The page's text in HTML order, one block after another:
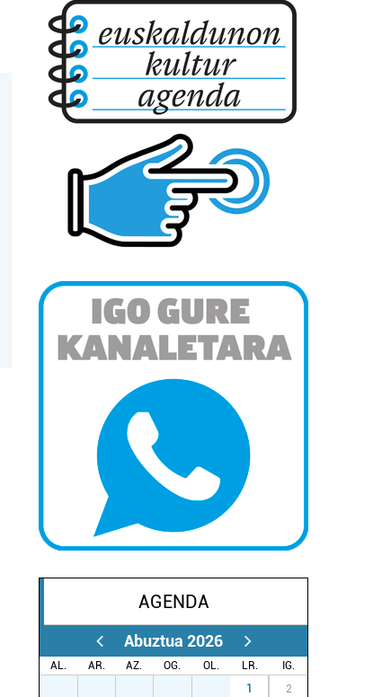
AGENDA
Abuztua 2026
AL. AR. AZ. OG. OL. LR.
IG.
1 2